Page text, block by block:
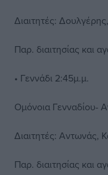
Διαιτητές:
Παρ. διαιτησίας και
• Γεννάδι 2:45μ.μ.
Ομόνοια Γενναδίου-
Διαιτητές: Αντωνάς,
Παρ. διαιτησίας και